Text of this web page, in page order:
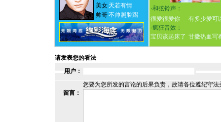
美女 天若有情
帅哥不帅照脸踢
·和弦铃声：
很爱很爱你
有多少爱可
·疯狂音效：
宝贝该起床了 甘撒热血写
请发表您的看法
用户：
您要为您所发的言论的后果负责，故请各位遵纪守
留言：